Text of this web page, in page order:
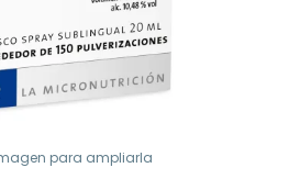
para ampliarla